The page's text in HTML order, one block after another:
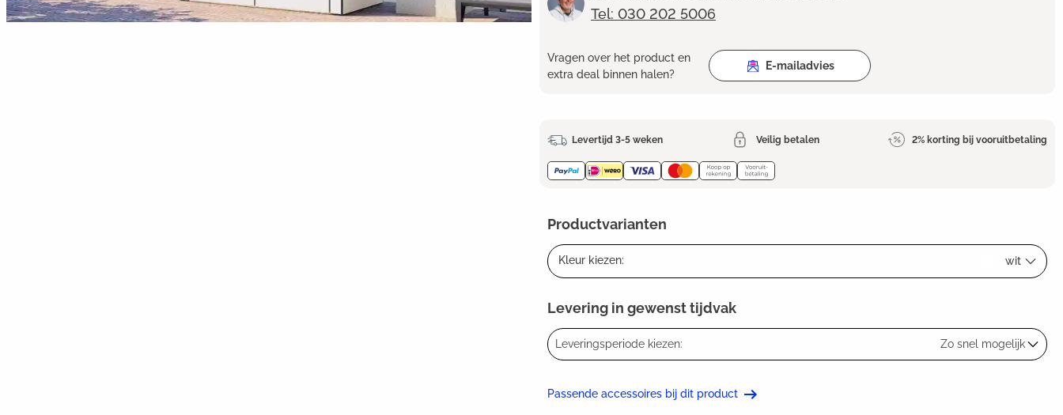
Tel: 030 202 5006
Vragen over het product en
extra deal binnen halen?
E-mailadvies
Levertijd 3-5 weken Veilig betalen 2% korting bij vooruitbetaling
Productvarianten
Kleur kiezen: wit
Levering in gewenst tijdvak
Leveringsperiode kiezen: Zo snel mogelijk
Passende accessoires bij dit product